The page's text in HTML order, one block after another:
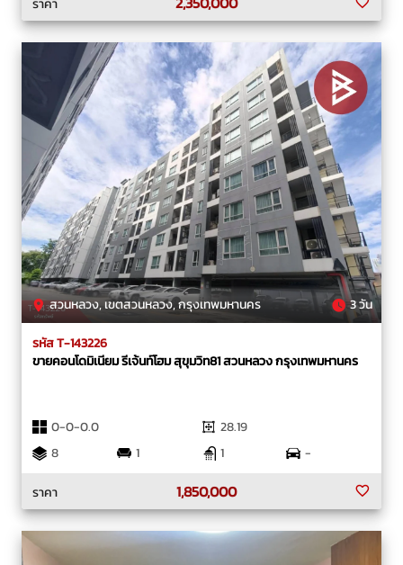
สวนหลวง, เขตสวนหลวง, กรุงเทพมหานคร 3 วัน
รหัส T-143226
ขายคอนโดมิเนียม รีเจ้นท์โฮม สุขุมวิท81 สวนหลวง กรุงเทพมหานคร
0-0-0.0
28.19
8
1 1
-
ราคา
1,850,000